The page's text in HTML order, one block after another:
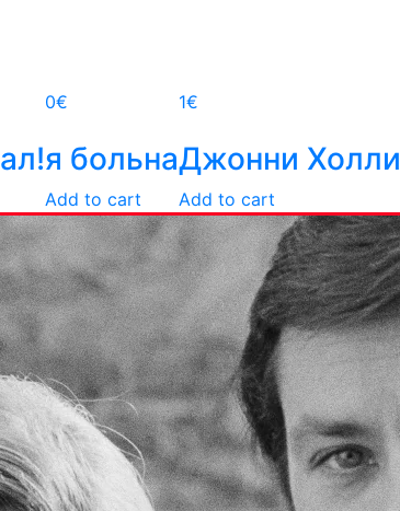
0€
я больна
Add to cart
1€
Джонни
Add to cart